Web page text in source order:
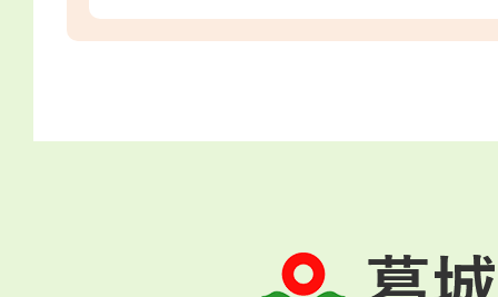
葛